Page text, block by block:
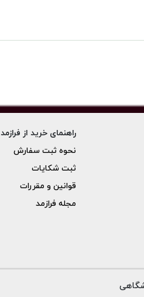
راهنمای خرید از فرازمد
نحوه ثبت سفارش
ثبت شکایات
قوانین و مقررات
مجله فرازمد